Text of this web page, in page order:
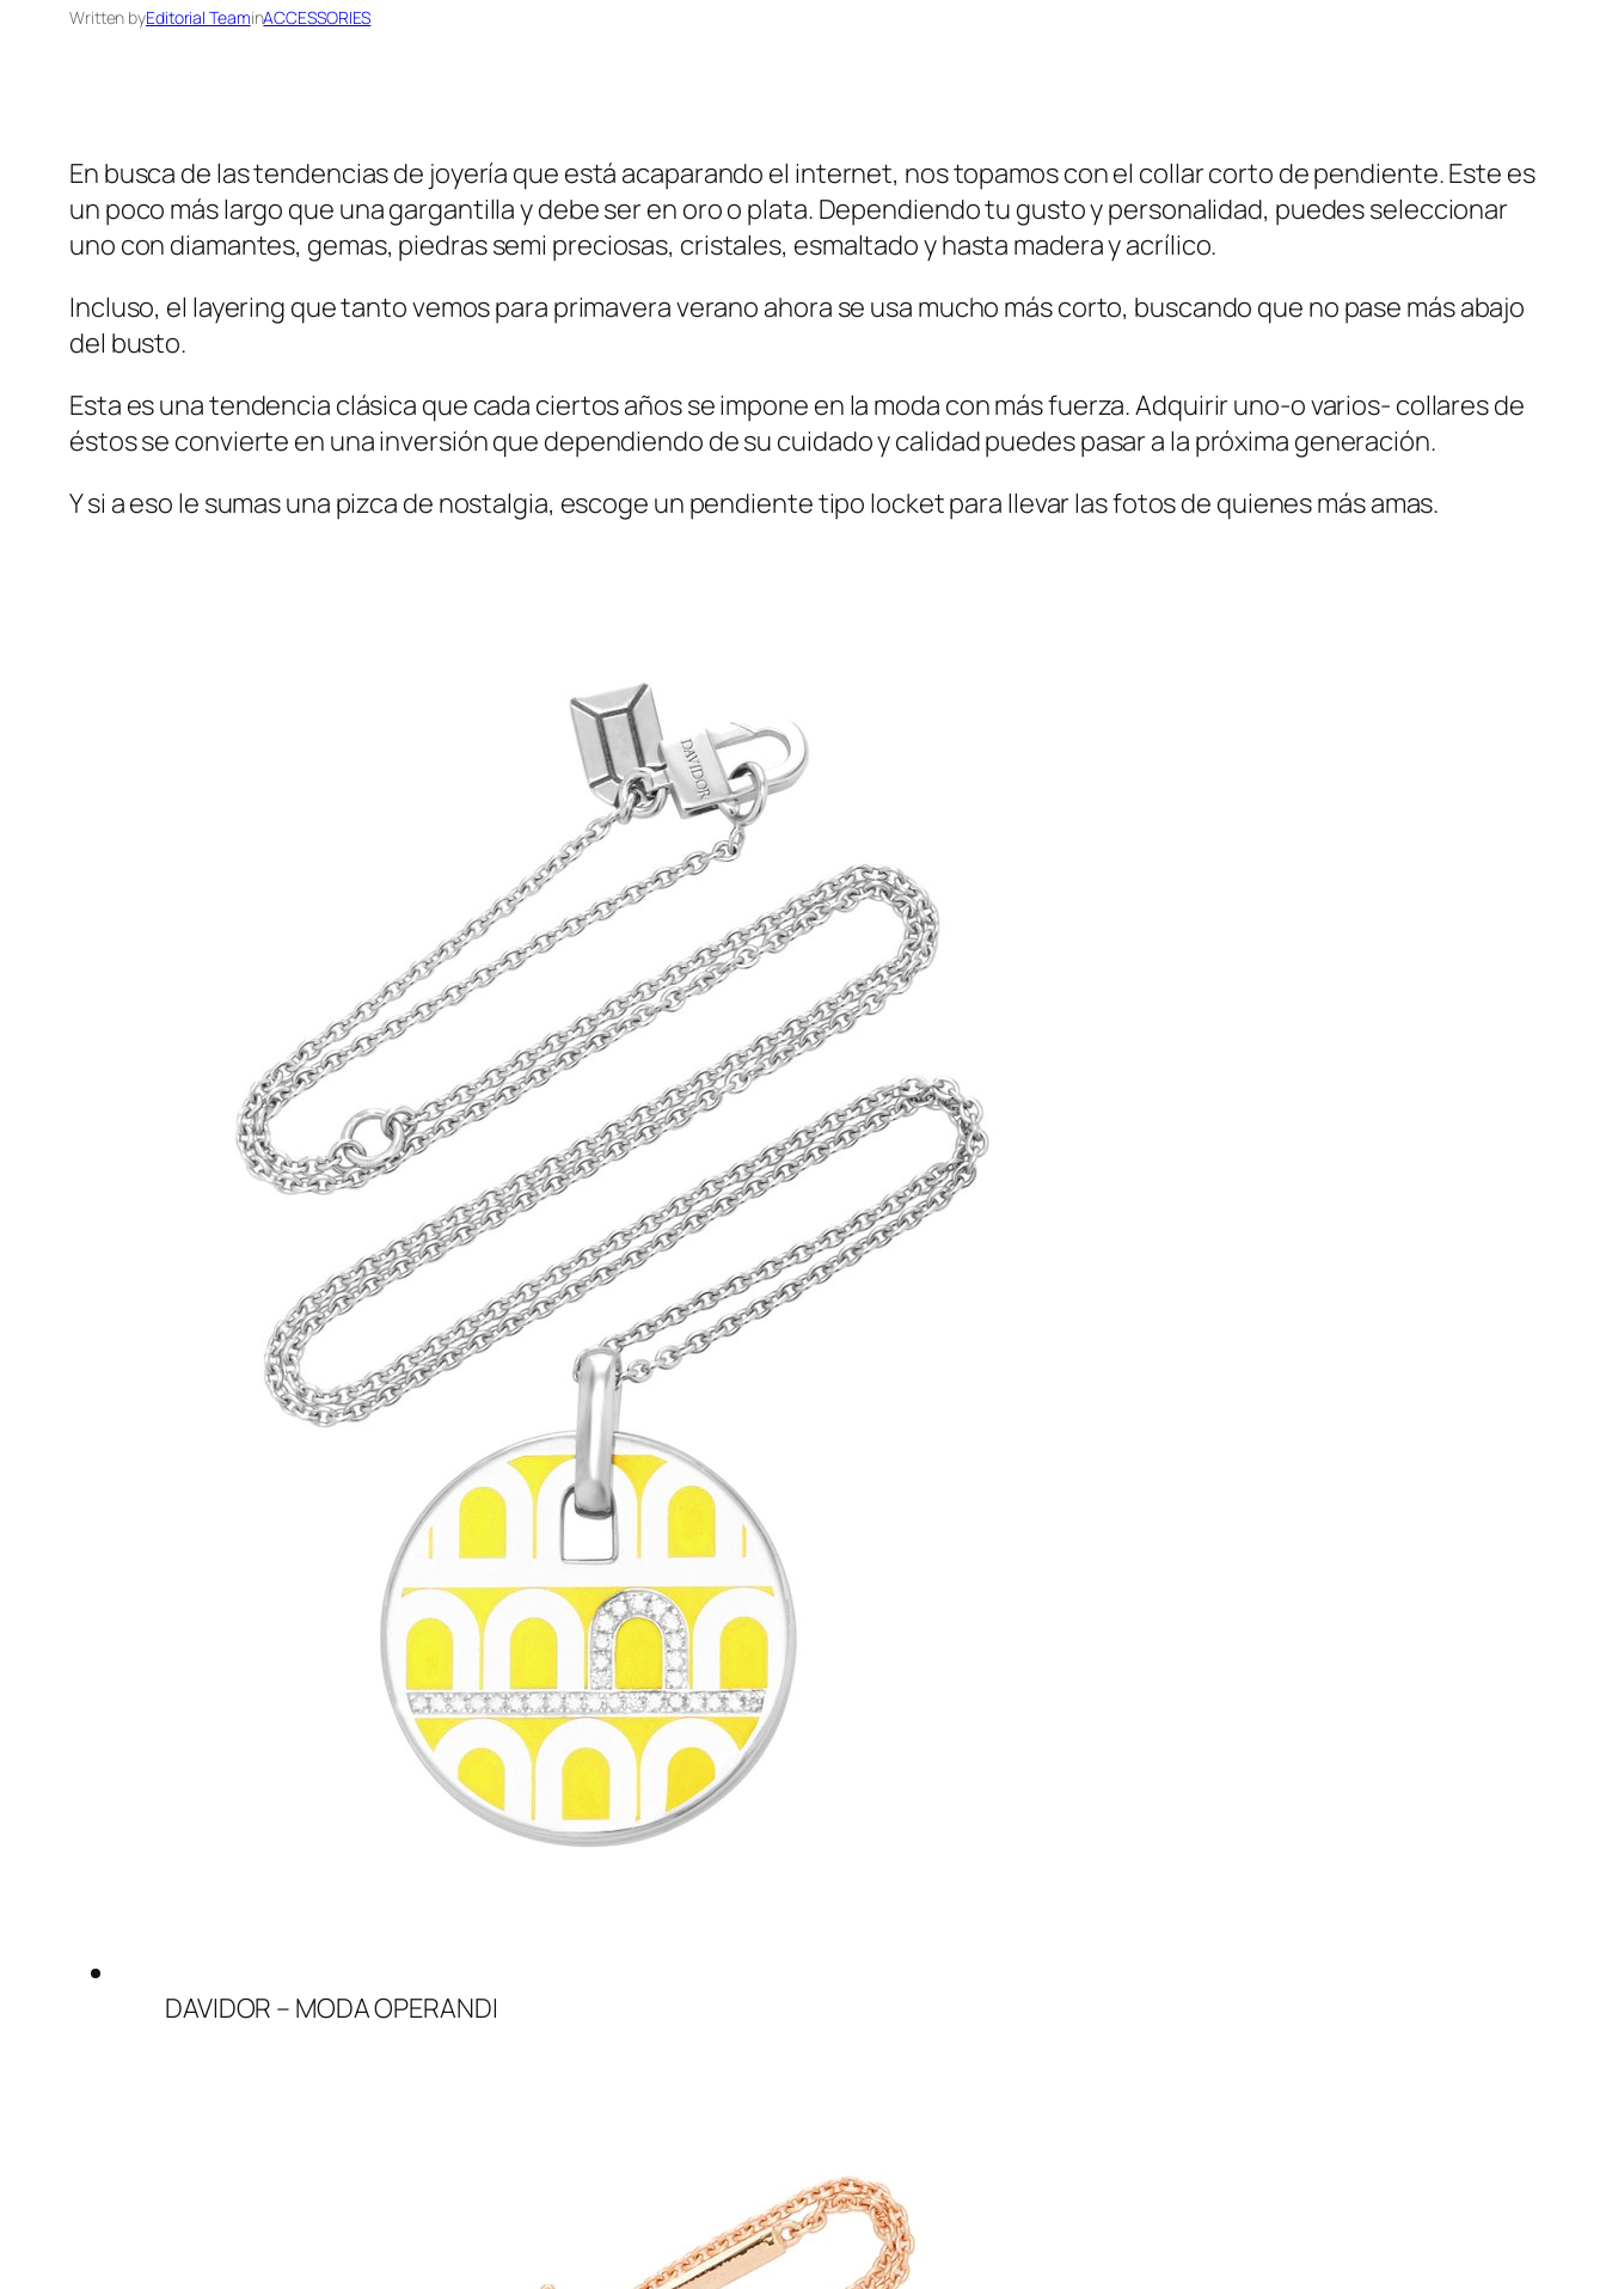
Written byEditorial TeaminACCESSORIES
En busca de las tendencias de joyería que está acaparando el internet, nos topamos con el collar corto de pendiente. Este es
un poco más largo que una gargantilla y debe ser en oro o plata. Dependiendo tu gusto y personalidad, puedes seleccionar
uno con diamantes, gemas, piedras semi preciosas, cristales, esmaltado y hasta madera y acrílico.
Incluso, el layering que tanto vemos para primavera verano ahora se usa mucho más corto, buscando que no pase más abajo
del busto.
Esta es una tendencia clásica que cada ciertos años se impone en la moda con más fuerza. Adquirir uno-o varios- collares de
éstos se convierte en una inversión que dependiendo de su cuidado y calidad puedes pasar a la próxima generación.
Y si a eso le sumas una pizca de nostalgia, escoge un pendiente tipo locket para llevar las fotos de quienes más amas.
DAVIDOR – MODA OPERANDI